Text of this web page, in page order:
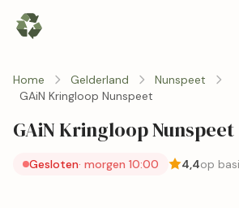
Home Gelderland
Nunspeet
GAiN Kringloop Nunspeet
GAiN Kringloop Nunspeet
Gesloten· morgen 10:00 4,4op